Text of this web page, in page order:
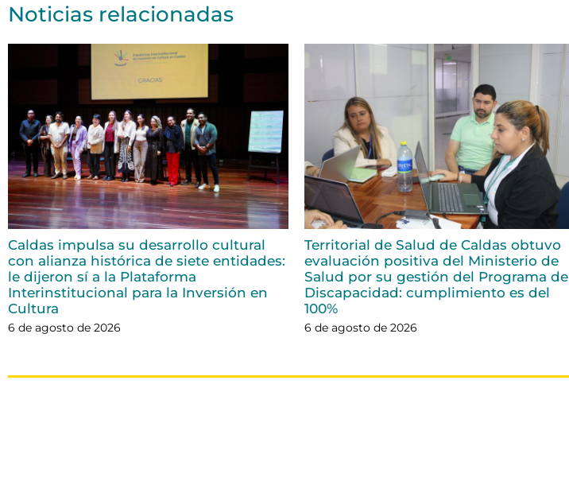
Noticias relacionadas
Caldas impulsa su desarrollo cultural
con alianza histórica de siete entidades:
le dijeron sí a la Plataforma
Interinstitucional para la Inversión en
Cultura
6 de agosto de 2026
Territorial de Salud de Caldas obtuvo
evaluación positiva del Ministerio de
Salud por su gestión del Programa de
Discapacidad: cumplimiento es del
100%
6 de agosto de 2026